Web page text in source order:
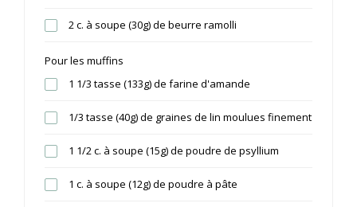
2 c. à soupe (30g) de beurre ramolli
Pour les muffins
1 1/3 tasse (133g) de farine d'amande
1/3 tasse (40g) de graines de lin moulues finement
1 1/2 c. à soupe (15g) de poudre de psyllium
1 c. à soupe (12g) de poudre à pâte